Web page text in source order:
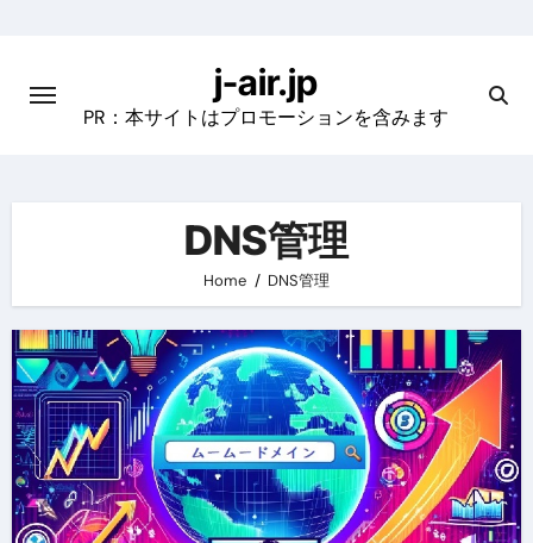
content
j-air.jp
PR：本サイトはプロモーションを含みます
DNS管理
Home DNS管理